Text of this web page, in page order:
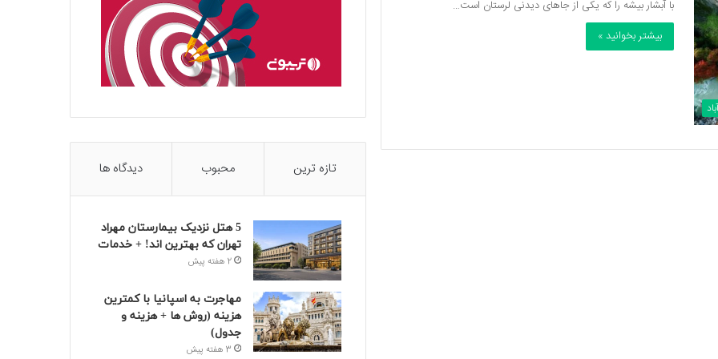
با آبشار بیشه را که یکی از جاهای دیدنی لرستان است…
بیشتر بخوانید »
تازه ترین محبوب دیدگاه ها
5 هتل نزدیک بیمارستان مهراد
تهران که بهترین‌ اند! + خدمات
2 هفته پیش
مهاجرت به اسپانیا با کمترین
هزینه (روش ها + هزینه و
جدول)
3 هفته پیش